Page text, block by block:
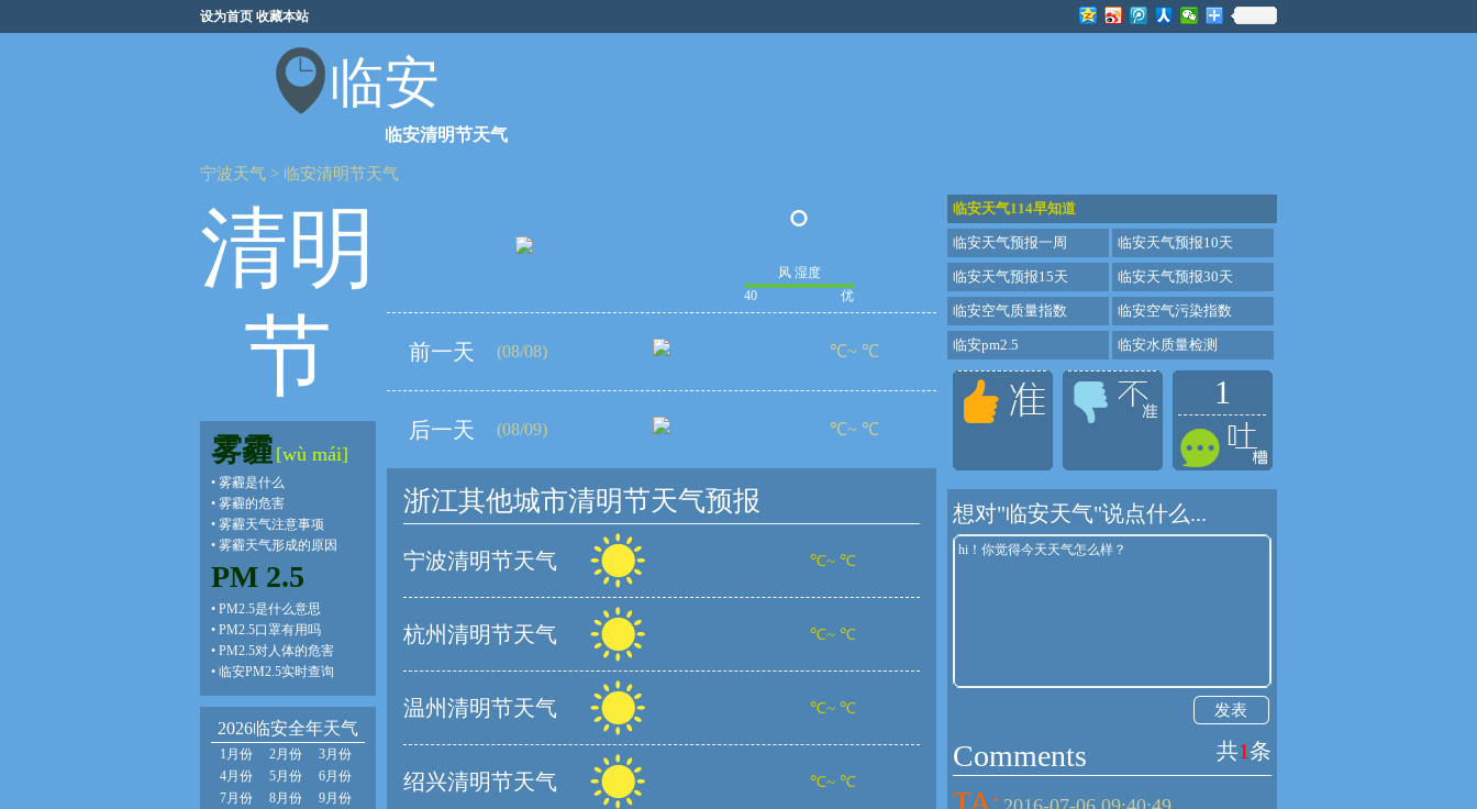
设为首页 收藏本站
临安
临安清明节天气
宁波天气 > 临安清明节天气
清明
节
雾霾 [wù mái]
• 雾霾是什么
• 雾霾的危害
• 雾霾天气注意事项
• 雾霾天气形成的原因
PM 2.5
• PM2.5是什么意思
• PM2.5口罩有用吗
• PM2.5对人体的危害
• 临安PM2.5实时查询
2026临安全年天气
1月份 2月份
3月份
4月份
5月份
6月份
7月份
8月份
9月份
°
风 湿度
40
优
前一天 (08/08) ℃~ ℃
后一天 (08/09) ℃~ ℃
浙江其他城市清明节天气预报
宁波清明节天气 ℃~ ℃
杭州清明节天气 ℃~ ℃
温州清明节天气 ℃~ ℃
绍兴清明节天气 ℃~ ℃
临安天气114早知道
临安天气预报一周 临安天气预报10天
临安天气预报15天 临安天气预报30天
临安空气质量指数 临安空气污染指数
临安pm2.5 临安水质量检测
1
想对"临安天气"说点什么...
发表
Comments 共1条
TA: